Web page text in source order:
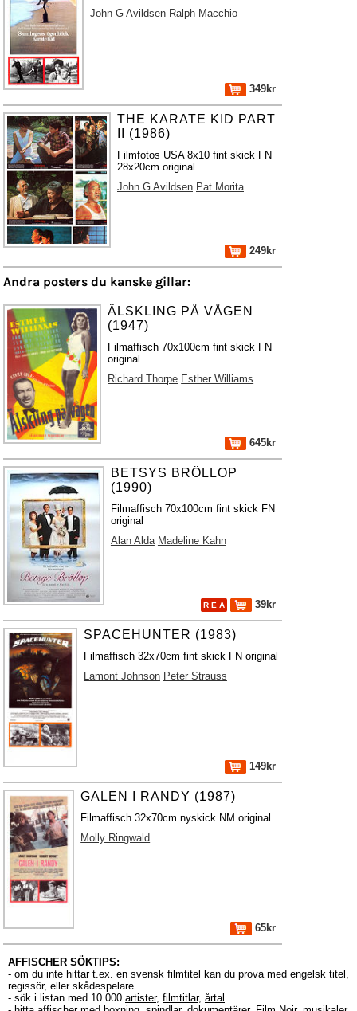
John G Avildsen Ralph Macchio
349kr
THE KARATE KID PART
II (1986)
Filmfotos USA 8x10 fint skick FN
28x20cm original
John G Avildsen Pat Morita
249kr
Andra posters du kanske gillar:
ÄLSKLING PÅ VÅGEN
(1947)
Filmaffisch 70x100cm fint skick FN
original
Richard Thorpe Esther Williams
645kr
BETSYS BRÖLLOP
(1990)
Filmaffisch 70x100cm fint skick FN
original
Alan Alda Madeline Kahn
R E A 39kr
SPACEHUNTER (1983)
Filmaffisch 32x70cm fint skick FN original
Lamont Johnson Peter Strauss
149kr
GALEN I RANDY (1987)
Filmaffisch 32x70cm nyskick NM original
Molly Ringwald
65kr
AFFISCHER SÖKTIPS:
- om du inte hittar t.ex. en svensk filmtitel kan du prova med engelsk titel,
regissör, eller skådespelare
- sök i listan med 10.000 artister, filmtitlar, årtal